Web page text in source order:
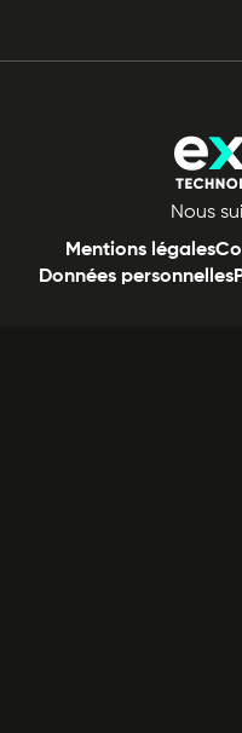
Nous
Mentions légales
Données personnelles